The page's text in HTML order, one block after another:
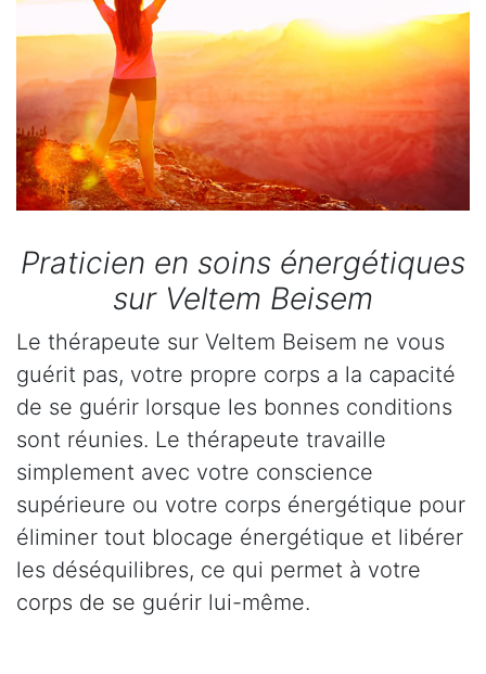
Praticien en soins énergétiques
sur Veltem Beisem
Le thérapeute sur Veltem Beisem ne vous
guérit pas, votre propre corps a la capacité
de se guérir lorsque les bonnes conditions
sont réunies. Le thérapeute travaille
simplement avec votre conscience
supérieure ou votre corps énergétique pour
éliminer tout blocage énergétique et libérer
les déséquilibres, ce qui permet à votre
corps de se guérir lui-même.